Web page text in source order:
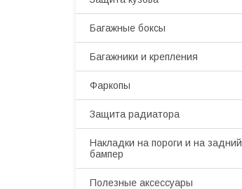
Багажные боксы
Багажники и крепления
Фаркопы
Защита радиатора
Накладки на пороги и на задний
бампер
Полезные аксессуары